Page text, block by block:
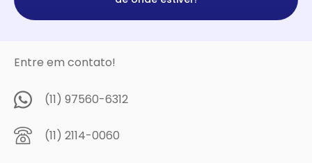
Entre em contato!
(11) 97560-6312
(11) 2114-0060